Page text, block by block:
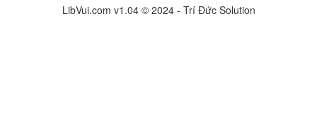
LibVui.com v1.04 © 2024 - Trí Đức Solution